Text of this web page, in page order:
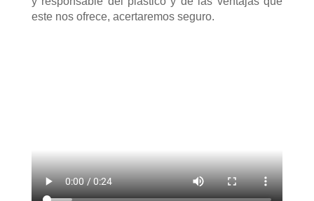
este nos ofrece, acertaremos seguro.